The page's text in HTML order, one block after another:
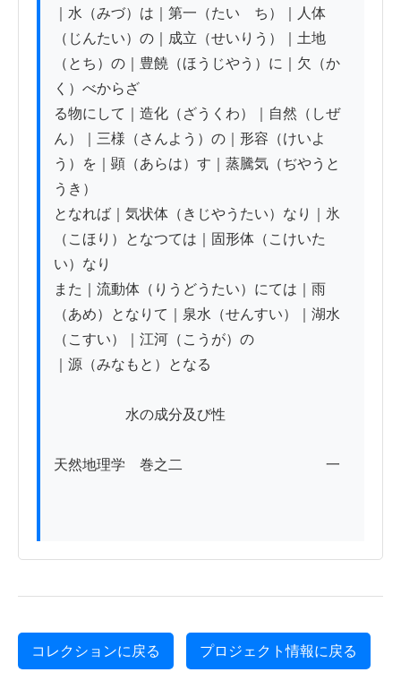
｜水（みづ）は｜第一（たいゝち）｜人体
（じんたい）の｜成立（せいりう）｜土地
（とち）の｜豊饒（ほうじやう）に｜欠（か
く）べからざ
る物にして｜造化（ざうくわ）｜自然（しぜ
ん）｜三様（さんよう）の｜形容（けいよ
う）を｜顕（あらは）す｜蒸騰気（ぢやうと
うき）
となれば｜気状体（きじやうたい）なり｜氷
（こほり）となつては｜固形体（こけいた
い）なり
また｜流動体（りうどうたい）にては｜雨
（あめ）となりて｜泉水（せんすい）｜湖水
（こすい）｜江河（こうが）の
｜源（みなもと）となる
水の成分及び性
天然地理学　巻之二　　　　　　　　　　一
コレクションに戻る プロジェクト情報に戻る